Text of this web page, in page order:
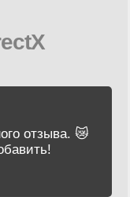
отзыва. 😿